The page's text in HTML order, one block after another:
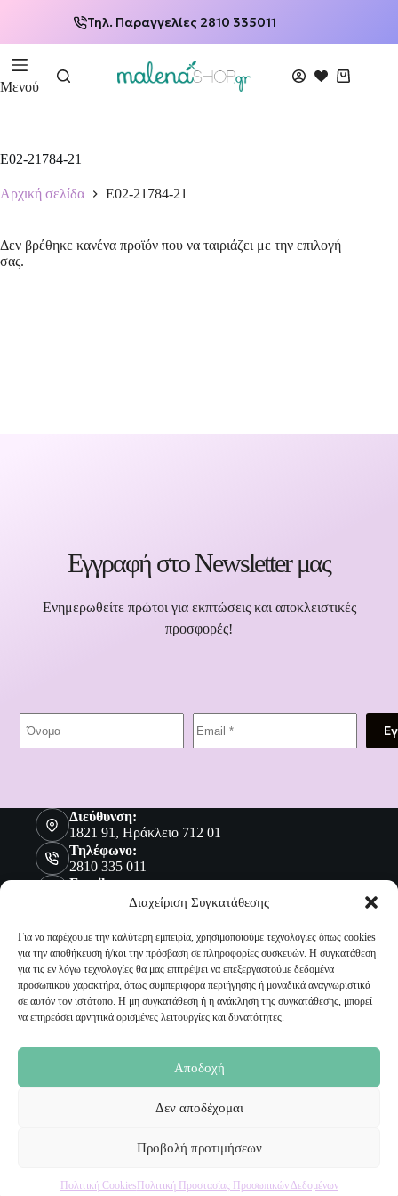
Διαχείριση Συγκατάθεσης
Για να παρέχουμε την καλύτερη εμπειρία, χρησιμοποιούμε τεχνολογίες όπως cookies
για την αποθήκευση ή/και την πρόσβαση σε πληροφορίες συσκευών. Η συγκατάθεση
για τις εν λόγω τεχνολογίες θα μας επιτρέψει να επεξεργαστούμε δεδομένα
προσωπικού χαρακτήρα, όπως συμπεριφορά περιήγησης ή μοναδικά αναγνωριστικά
σε αυτόν τον ιστότοπο. Η μη συγκατάθεση ή η ανάκληση της συγκατάθεσης, μπορεί
να επηρεάσει αρνητικά ορισμένες λειτουργίες και δυνατότητες.
Αποδοχή
Δεν αποδέχομαι
Προβολή προτιμήσεων
Πολιτική Cookies Πολιτική Προστασίας Προσωπικών Δεδομένων
Τηλ. Παραγγελίες 2810 335011
Μενού
E02-21784-21
Αρχική σελίδα E02-21784-21
Δεν βρέθηκε κανένα προϊόν που να ταιριάζει με την επιλογή
σας.
Εγγραφή στο Newsletter μας
Ενημερωθείτε πρώτοι για εκπτώσεις και αποκλειστικές
προσφορές!
Διεύθυνση:
1821 91, Ηράκλειο 712 01
Τηλέφωνο:
2810 335 011
Email:
sales@malenashop.gr
Πληροφορίες
Όροι Χρήσης
Πολιτική Προστασίας Προσωπικών Δεδομένων
Αποστολή Προϊόντων
Ο Λογαριασμός μου
Τα Αγαπημένα μου